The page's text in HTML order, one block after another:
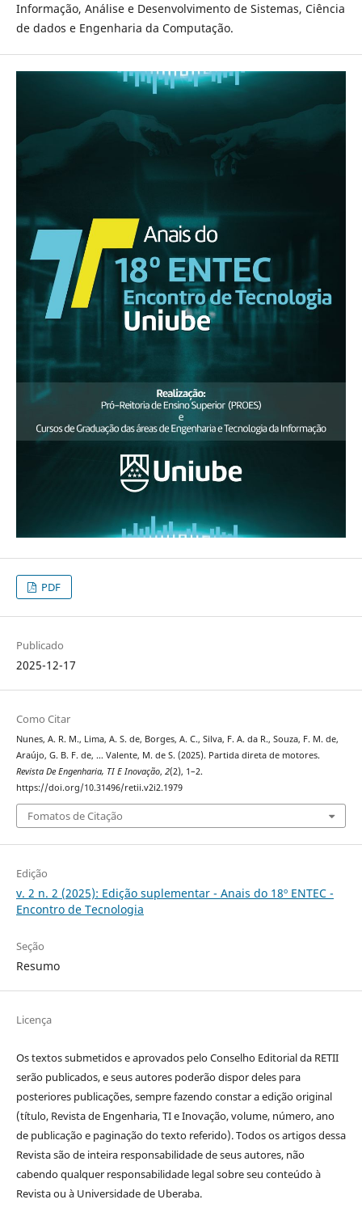
Informação, Análise e Desenvolvimento de Sistemas, Ciência
de dados e Engenharia da Computação.
PDF
Publicado
2025-12-17
Como Citar
Nunes, A. R. M., Lima, A. S. de, Borges, A. C., Silva, F. A. da R., Souza, F. M. de,
Araújo, G. B. F. de, … Valente, M. de S. (2025). Partida direta de motores.
Revista De Engenharia, TI E Inovação, 2(2), 1–2.
https://doi.org/10.31496/retii.v2i2.1979
Fomatos de Citação
Edição
v. 2 n. 2 (2025): Edição suplementar - Anais do 18º ENTEC -
Encontro de Tecnologia
Seção
Resumo
Licença
Os textos submetidos e aprovados pelo Conselho Editorial da RETII
serão publicados, e seus autores poderão dispor deles para
posteriores publicações, sempre fazendo constar a edição original
(título, Revista de Engenharia, TI e Inovação, volume, número, ano
de publicação e paginação do texto referido). Todos os artigos dessa
Revista são de inteira responsabilidade de seus autores, não
cabendo qualquer responsabilidade legal sobre seu conteúdo à
Revista ou à Universidade de Uberaba.